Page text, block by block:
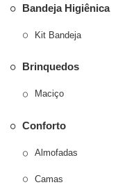
Bandeja Higiênica
Kit Bandeja
Brinquedos
Maciço
Conforto
Almofadas
Camas